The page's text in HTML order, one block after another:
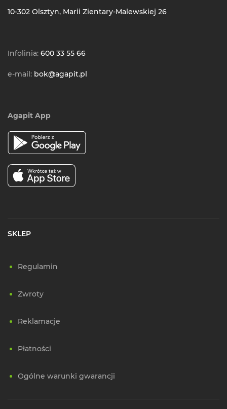
10-302 Olsztyn, Marii Zientary-Malewskiej 26
Infolinia: 600 33 55 66
e-mail: bok@agapit.pl
Agapit App
SKLEP
Regulamin
Zwroty
Reklamacje
Płatności
Ogólne warunki gwarancji